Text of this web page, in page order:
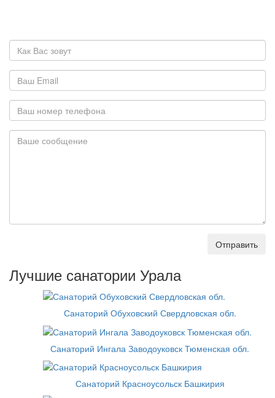
Отправить
Лучшие санатории Урала
Санаторий Обуховский Свердловская обл.
Санаторий Ингала Заводоуковск Тюменская обл.
Санаторий Красноусольск Башкирия